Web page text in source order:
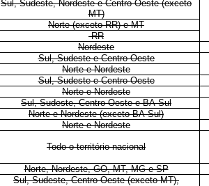
Sul, Sudeste, Nordeste e Centro-Oeste (exceto
MT)
Norte (exceto RR) e MT
RR
Nordeste
Sul, Sudeste e Centro-Oeste
Norte e Nordeste
Sul, Sudeste e Centro-Oeste
Norte e Nordeste
Sul, Sudeste, Centro-Oeste e BA-Sul
Norte e Nordeste (exceto BA-Sul)
Norte e Nordeste
Todo o território nacional
Norte, Nordeste, GO, MT, MG e SP
Sul, Sudeste, Centro-Oeste (exceto MT),